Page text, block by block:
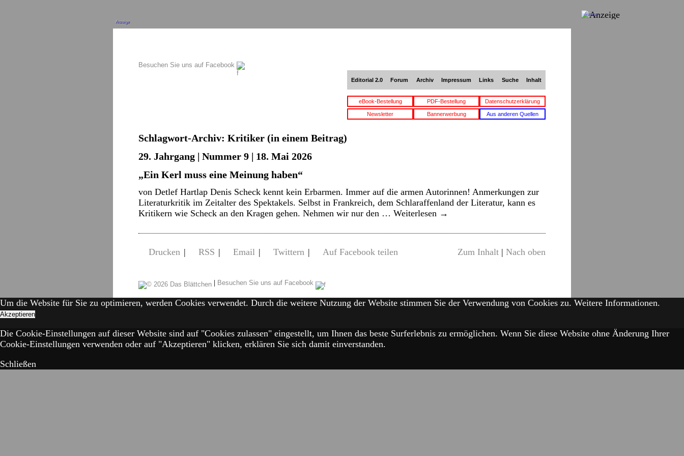
Anzeige
Besuchen Sie uns auf Facebook
Editorial 2.0 Forum Archiv Impressum Links Suche Inhalt
eBook-Bestellung PDF-Bestellung Datenschutzerklärung
Newsletter Bannerwerbung Aus anderen Quellen
Schlagwort-Archiv: Kritiker (in einem Beitrag)
29. Jahrgang | Nummer 9 | 18. Mai 2026
„Ein Kerl muss eine Meinung haben“
von Detlef Hartlap Denis Scheck kennt kein Erbarmen. Immer auf die armen Autorinnen! Anmerkungen zur
Literaturkritik im Zeitalter des Spektakels. Selbst in Frankreich, dem Schlaraffenland der Literatur, kann es
Kritikern wie Scheck an den Kragen gehen. Nehmen wir nur den … Weiterlesen →
Drucken | RSS | Email | Twittern | Auf Facebook teilen Zum Inhalt | Nach oben
| Besuchen Sie uns auf Facebook
Anzeige
Um die Website für Sie zu optimieren, werden Cookies verwendet. Durch die weitere Nutzung der Website stimmen Sie der Verwendung von Cookies zu. Weitere Informationen.
Akzeptieren
Die Cookie-Einstellungen auf dieser Website sind auf "Cookies zulassen" eingestellt, um Ihnen das beste Surferlebnis zu ermöglichen. Wenn Sie diese Website ohne Änderung Ihrer
Cookie-Einstellungen verwenden oder auf "Akzeptieren" klicken, erklären Sie sich damit einverstanden.
Schließen